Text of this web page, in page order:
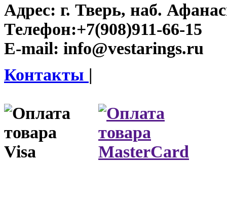
Адрес: г. Тверь, наб.
Телефон:+7(908)911-66-15
E-mail: info@vestarings.ru
Контакты |